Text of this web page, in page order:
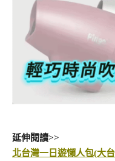
延伸閱讀>>
北台灣一日遊懶人包(大